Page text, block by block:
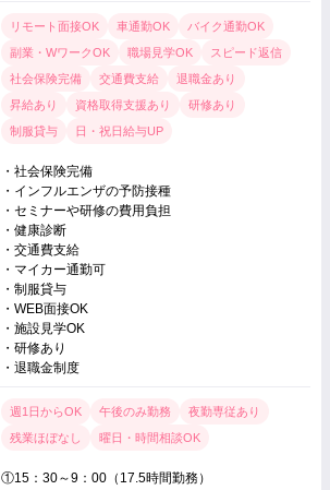
リモート面接OK 車通勤OK
バイク通勤OK
副業・WワークOK
職場見学OK
スピード返信
社会保険完備
交通費支給
退職金あり
昇給あり
資格取得支援あり
研修あり
制服貸与
日・祝日給与UP
・社会保険完備
・インフルエンザの予防接種
・セミナーや研修の費用負担
・健康診断
・交通費支給
・マイカー通勤可
・制服貸与
・WEB面接OK
・施設見学OK
・研修あり
・退職金制度
週1日からOK 午後のみ勤務
夜勤専従あり
残業ほぼなし
曜日・時間相談OK
①15：30～9：00（17.5時間勤務）